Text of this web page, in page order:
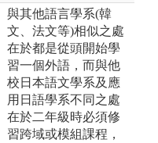
與其他語言學系(韓
文、法文等)相似之處
在於都是從頭開始學
習一個外語，而與他
校日本語文學系及應
用日語學系不同之處
在於二年級時必須修
習跨域或模組課程，